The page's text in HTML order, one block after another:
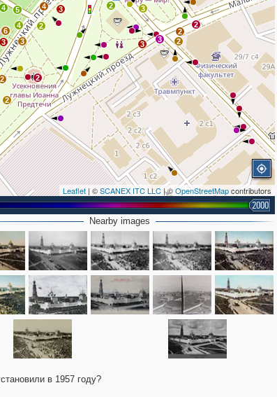
3
2
2
2
3
3
2
2 2
3
2
2
3
4
4
5
6
4
3
Leaflet | ©SCANEX ITC LLC | ©OpenStreetMapcontributors
2000
Nearby images
в 1957 году?